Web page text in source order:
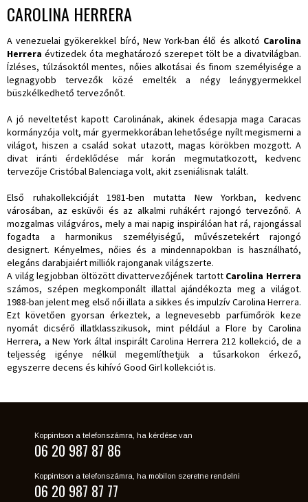
CAROLINA HERRERA
A venezuelai gyökerekkel bíró, New York-ban élő és alkotó Carolina
Herrera évtizedek óta meghatározó szerepet tölt be a divatvilágban.
Ízléses, túlzásoktól mentes, nőies alkotásai és finom személyisége a
legnagyobb tervezők közé emelték a négy leánygyermekkel
büszkélkedhető tervezőnőt.
A jó neveltetést kapott Carolinának, akinek édesapja maga Caracas
kormányzója volt, már gyermekkorában lehetősége nyílt megismerni a
világot, hiszen a család sokat utazott, magas körökben mozgott. A
divat iránti érdeklődése már korán megmutatkozott, kedvenc
tervezője Cristóbal Balenciaga volt, akit zseniálisnak talált.
Első ruhakollekcióját 1981-ben mutatta New Yorkban, kedvenc
városában, az esküvői és az alkalmi ruhákért rajongó tervezőnő. A
mozgalmas világváros, mely a mai napig inspirálóan hat rá, rajongással
fogadta a harmonikus személyiségű, művészetekért rajongó
designert. Kényelmes, nőies és a mindennapokban is használható,
elegáns darabjaiért milliók rajonganak világszerte.
A világ legjobban öltözött divattervezőjének tartott Carolina Herrera
számos, szépen megkomponált illattal ajándékozta meg a világot.
1988-ban jelent meg első női illata a sikkes és impulzív Carolina Herrera.
Ezt követően gyorsan érkeztek, a legnevesebb parfümőrök keze
nyomát dicsérő illatklasszikusok, mint például a Flore by Carolina
Herrera, a New York által inspirált Carolina Herrera 212 kollekció, de a
teljesség igénye nélkül megemlíthetjük a tűsarkokon érkező,
egyszerre decens és kihívó Good Girl kollekciót is.
Koppintson a telefonszámra, ha kérdése van
06 20 987 87 86
Koppintson a telefonszámra, ha mobilon szeretne rendelni
06 20 987 87 77